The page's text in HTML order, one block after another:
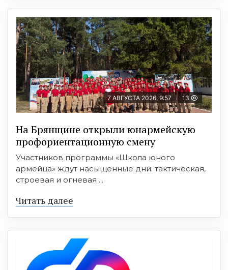
7 АВГУСТА 2026, 9:57 13
На Брянщине открыли юнармейскую
профориентационную смену
Участников программы «Школа юного
армейца» ждут насыщенные дни: тактическая,
строевая и огневая ...
Читать далее